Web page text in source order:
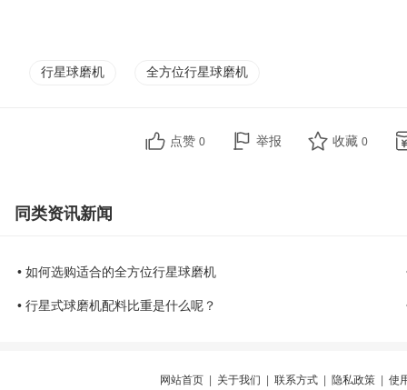
行星球磨机 全方位行星球磨机
点赞 0 举报 收藏 0
同类资讯新闻
• 如何选购适合的全方位行星球磨机
• 行星式球磨机配料比重是什么呢？
网站首页| 关于我们 联系方式| 隐私政策| 使